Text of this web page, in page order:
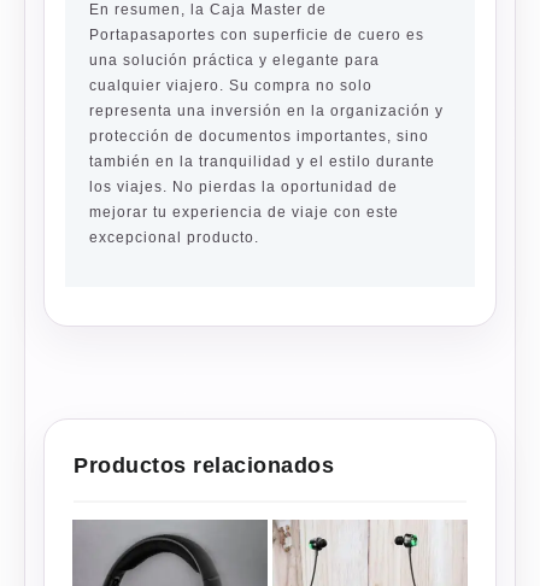
En resumen, la Caja Master de
Portapasaportes con superficie de cuero es
una solución práctica y elegante para
cualquier viajero. Su compra no solo
representa una inversión en la organización y
protección de documentos importantes, sino
también en la tranquilidad y el estilo durante
los viajes. No pierdas la oportunidad de
mejorar tu experiencia de viaje con este
excepcional producto.
Productos relacionados